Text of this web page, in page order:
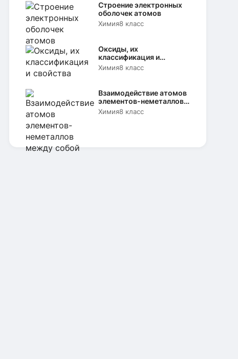
Строение электронных
оболочек атомов
Химия8 класс
Оксиды, их
классификация и
свойства
Химия8 класс
Взаимодействие атомов
элементов-неметаллов
между собой
Химия8 класс